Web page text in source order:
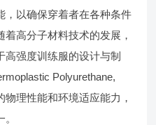
，以确保穿着者在各种条件
高分子材料技术的发展，
强度训练服的设计与制
Polyurethane,
理性能和环境适应能力，